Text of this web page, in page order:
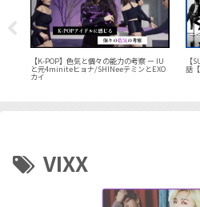
【K-POP】色気と個々の能力の考察 ー IU
と元4miniteヒョナ/SHINeeテミンとEXO
カイ
【
話
VIXX